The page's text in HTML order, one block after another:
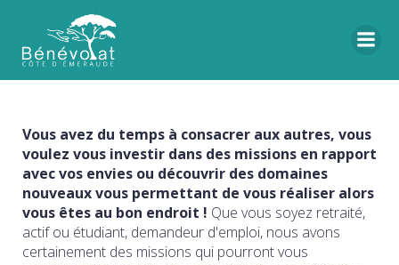
Vous avez du temps à consacrer aux autres, vous
voulez vous investir dans des missions en rapport
avec vos envies ou découvrir des domaines
nouveaux vous permettant de vous réaliser alors
vous êtes au bon endroit ! Que vous soyez retraité,
actif ou étudiant, demandeur d'emploi, nous avons
certainement des missions qui pourront vous